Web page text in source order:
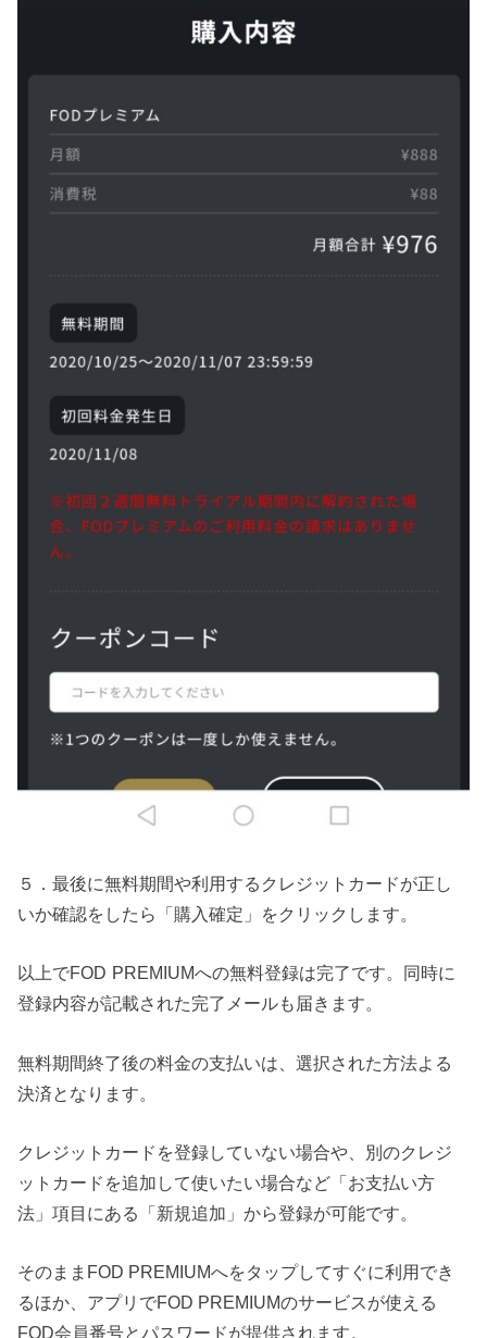
５．最後に無料期間や利用するクレジットカードが正し
いか確認をしたら「購入確定」をクリックします。
以上でFOD PREMIUMへの無料登録は完了です。同時に
登録内容が記載された完了メールも届きます。
無料期間終了後の料金の支払いは、選択された方法よる
決済となります。
クレジットカードを登録していない場合や、別のクレジ
ットカードを追加して使いたい場合など「お支払い方
法」項目にある「新規追加」から登録が可能です。
そのまま FOD PREMIUMへをタップしてすぐに利用でき
るほか、アプリでFOD PREMIUMのサービスが使える
FOD会員番号とパスワードが提供されます。